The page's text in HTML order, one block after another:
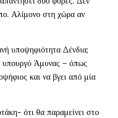
Αλίμονο στη χώρα αν
υποψηφιότητα Δένδια;
υπουργό Άμυνας – όπως
και να βγει από μία
ότι θα παραμείνει στο